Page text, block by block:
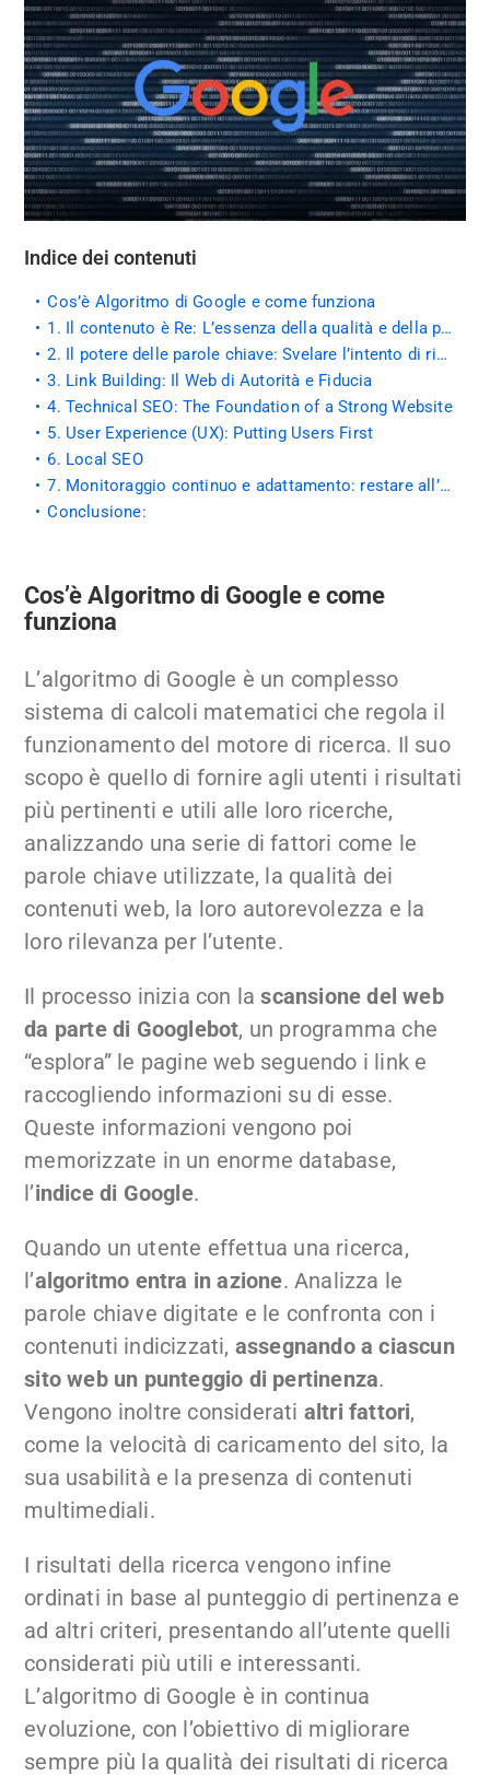
Indice dei contenuti
Cos’è Algoritmo di Google e come funziona
1. Il contenuto è Re: L’essenza della qualità e della pertinenza
2. Il potere delle parole chiave: Svelare l’intento di ricerca
3. Link Building: Il Web di Autorità e Fiducia
4. Technical SEO: The Foundation of a Strong Website
5. User Experience (UX): Putting Users First
6. Local SEO
7. Monitoraggio continuo e adattamento: restare all’avanguardia
Conclusione:
Cos’è Algoritmo di Google e come
funziona
L’algoritmo di Google è un complesso
sistema di calcoli matematici che regola il
funzionamento del motore di ricerca. Il suo
scopo è quello di fornire agli utenti i risultati
più pertinenti e utili alle loro ricerche,
analizzando una serie di fattori come le
parole chiave utilizzate, la qualità dei
contenuti web, la loro autorevolezza e la
loro rilevanza per l’utente.
Il processo inizia con lascansione del web
da parte di Googlebot, un programma che
“esplora” le pagine web seguendo i link e
raccogliendo informazioni su di esse.
Queste informazioni vengono poi
memorizzate in un enorme database,
l’indice di Google.
Quando un utente effettua una ricerca,
l’algoritmo entra in azione. Analizza le
parole chiave digitate e le confronta con i
contenuti indicizzati, assegnando a ciascun
sito web un punteggio di pertinenza.
Vengono inoltre considerati altri fattori,
come la velocità di caricamento del sito, la
sua usabilità e la presenza di contenuti
multimediali.
I risultati della ricerca vengono infine
ordinati in base al punteggio di pertinenza e
ad altri criteri, presentando all’utente quelli
considerati più utili e interessanti.
L’algoritmo di Google è in continua
evoluzione, con l’obiettivo di migliorare
sempre più la qualità dei risultati di ricerca